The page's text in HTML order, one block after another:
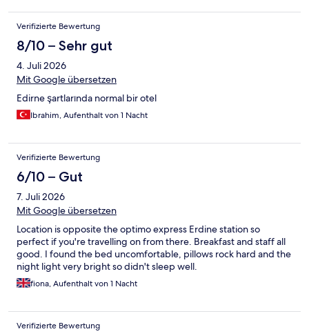
Verifizierte Bewertung
8/10 – Sehr gut
4. Juli 2026
Mit Google übersetzen
Edirne şartlarında normal bir otel
Ibrahim, Aufenthalt von 1 Nacht
Verifizierte Bewertung
6/10 – Gut
7. Juli 2026
Mit Google übersetzen
Location is opposite the optimo express Erdine station so
perfect if you're travelling on from there. Breakfast and staff all
good. I found the bed uncomfortable, pillows rock hard and the
night light very bright so didn't sleep well.
fiona, Aufenthalt von 1 Nacht
Verifizierte Bewertung